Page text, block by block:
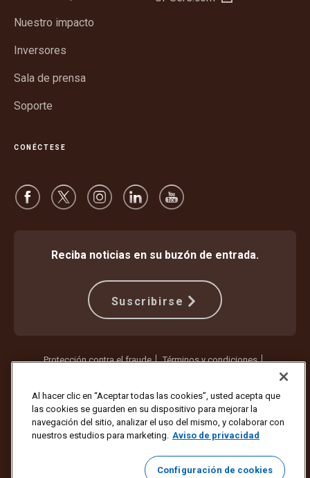
Nuestro impacto
Inversores
Sala de prensa
Soporte
CONÉCTESE
Reciba noticias en su buzón de entrada.
Suscribirse
Protección contra el fraude
Términos y condiciones
Copyright © 1994-2026 United Parcel Service of America, Inc. Todos
los derechos reservados. ¿Ya no quiere recibir actualizaciones por
correo electrónico?
Cancelar la suscripción aquí
Para actualizar todas las demás preferencias de correo electrónico o
cancelar la suscripción a los correos electrónicos de marketing de
Al hacer clic en “Aceptar todas las cookies”, usted acepta que
las cookies se guarden en su dispositivo para mejorar la
navegación del sitio, analizar el uso del mismo, y colaborar con
nuestros estudios para marketing. Aviso de privacidad
Configuración de cookies